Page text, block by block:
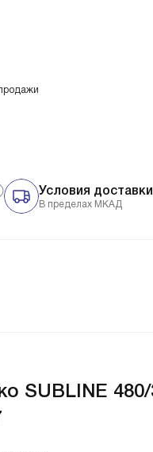
Условия доставки
В пределах МКАД
SUBLINE